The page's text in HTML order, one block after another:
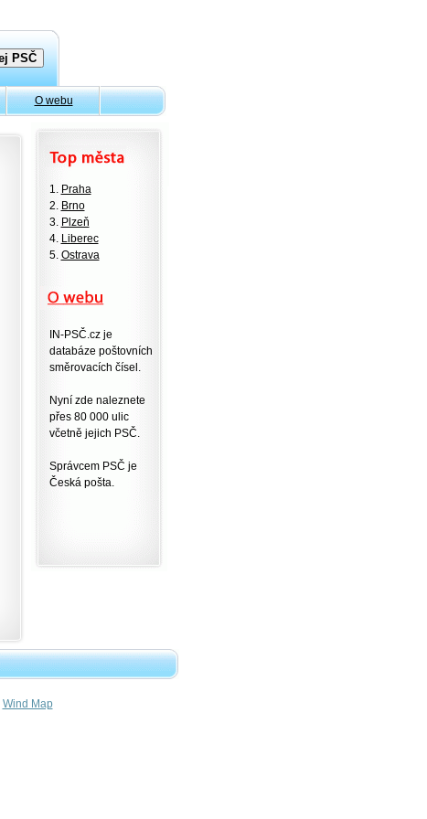
O webu
1. Praha
2. Brno
3. Plzeň
4. Liberec
5. Ostrava
IN-PSČ.cz je
databáze poštovních
směrovacích čísel.
Nyní zde naleznete
přes 80 000 ulic
včetně jejich PSČ.
Správcem PSČ je
Česká pošta.
Wind Map